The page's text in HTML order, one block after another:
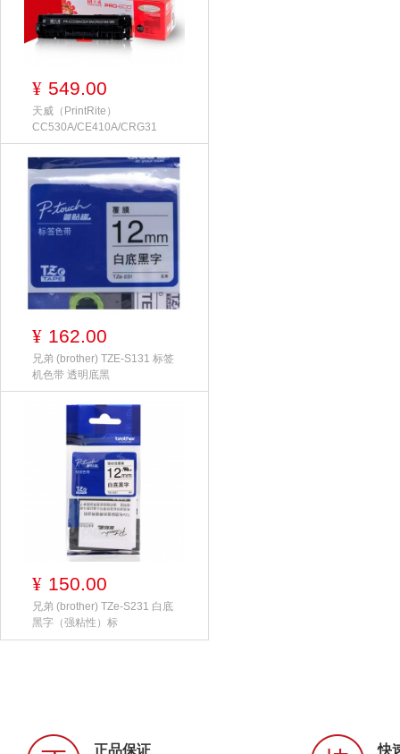
¥ 549.00
天威（PrintRite）
CC530A/CE410A/CRG31
¥ 162.00
兄弟 (brother) TZE-S131 标签
机色带 透明底黑
¥ 150.00
兄弟 (brother) TZe-S231 白底
黑字（强粘性）标
正品保证 快